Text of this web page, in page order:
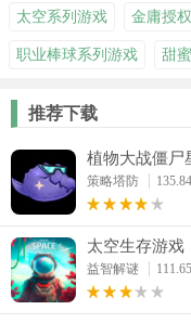
太空系列游戏 金庸授
职业棒球系列游戏 甜
推荐下载
植物大战僵尸
策略塔防
太空生存游戏
益智解谜